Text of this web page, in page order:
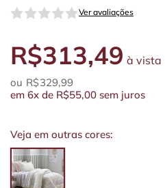
Ver avaliações
R$313,49 à vista
R$329,99
em 6x de R$55,00 sem juros
Veja em outras cores: